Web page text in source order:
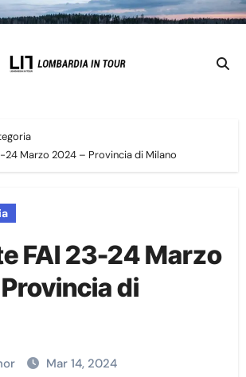
24 Marzo 2024 – Provincia di Milano
FAI 23-24 Marzo
di
Mar 14, 2024